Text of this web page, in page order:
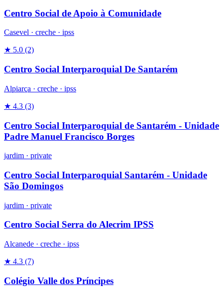
Centro Social de Apoio à Comunidade
Casevel · creche · ipss
★ 5.0 (2)
Centro Social Interparoquial De Santarém
Alpiarça · creche · ipss
★ 4.3 (3)
Centro Social Interparoquial de Santarém - Unidade
Padre Manuel Francisco Borges
jardim · private
Centro Social Interparoquial Santarém - Unidade
São Domingos
jardim · private
Centro Social Serra do Alecrim IPSS
Alcanede · creche · ipss
★ 4.3 (7)
Colégio Valle dos Príncipes